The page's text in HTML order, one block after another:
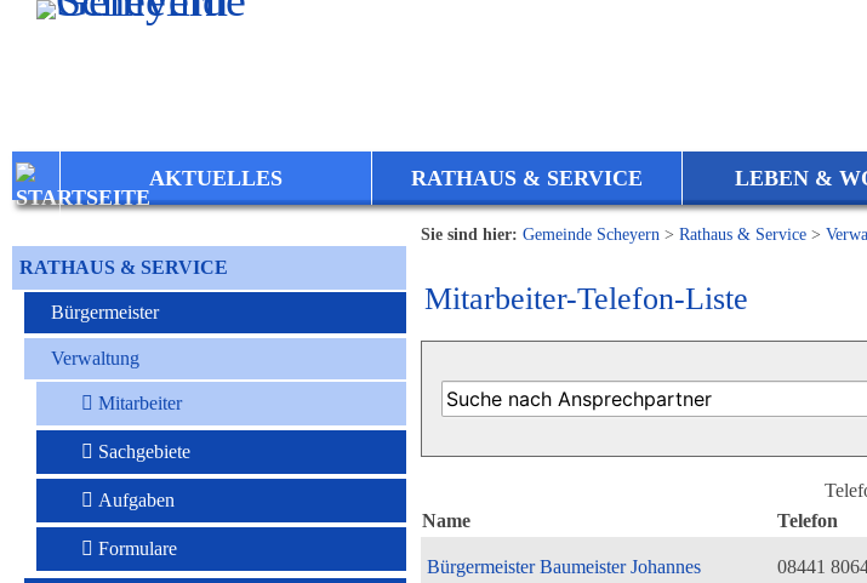
Zum Inhalt,zur Navigationoder
AKTUELLES RATHAUS & SERVICE LEBEN &
RATHAUS & SERVICE
Bürgermeister
Verwaltung
Mitarbeiter
Sachgebiete
Aufgaben
Formulare
Sie sind hier: Gemeinde Scheyern > Rathaus & Service >
Mitarbeiter-Telefon-Liste
Name
Telefon
Bürgermeister Baumeister Johannes 08441